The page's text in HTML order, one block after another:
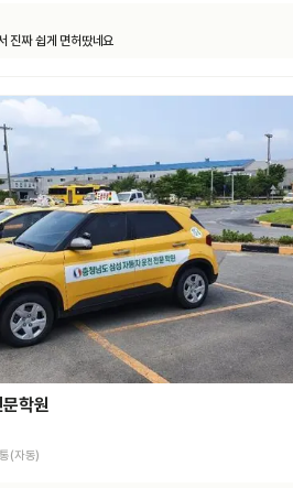
진짜 쉽게 면허땄네요
학원
(자동)